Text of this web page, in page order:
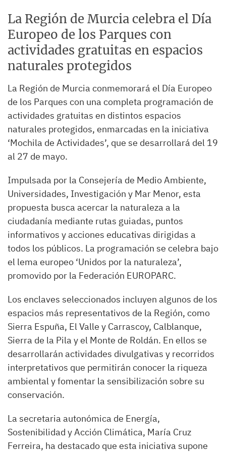
La Región de Murcia celebra el Día
Europeo de los Parques con
actividades gratuitas en espacios
naturales protegidos
La Región de Murcia conmemorará el Día Europeo
de los Parques con una completa programación de
actividades gratuitas en distintos espacios
naturales protegidos, enmarcadas en la iniciativa
‘Mochila de Actividades’, que se desarrollará del 19
al 27 de mayo.
Impulsada por la Consejería de Medio Ambiente,
Universidades, Investigación y Mar Menor, esta
propuesta busca acercar la naturaleza a la
ciudadanía mediante rutas guiadas, puntos
informativos y acciones educativas dirigidas a
todos los públicos. La programación se celebra bajo
el lema europeo ‘Unidos por la naturaleza’,
promovido por la Federación EUROPARC.
Los enclaves seleccionados incluyen algunos de los
espacios más representativos de la Región, como
Sierra Espuña, El Valle y Carrascoy, Calblanque,
Sierra de la Pila y el Monte de Roldán. En ellos se
desarrollarán actividades divulgativas y recorridos
interpretativos que permitirán conocer la riqueza
ambiental y fomentar la sensibilización sobre su
conservación.
La secretaria autonómica de Energía,
Sostenibilidad y Acción Climática, María Cruz
Ferreira, ha destacado que esta iniciativa supone